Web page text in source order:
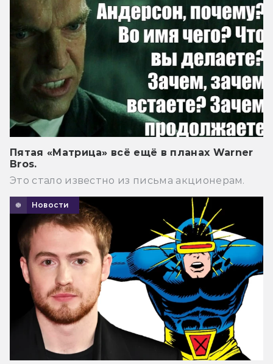
Пятая «Матрица» всё ещё в планах Warner
Bros.
Это стало известно из письма акционерам.
Новости